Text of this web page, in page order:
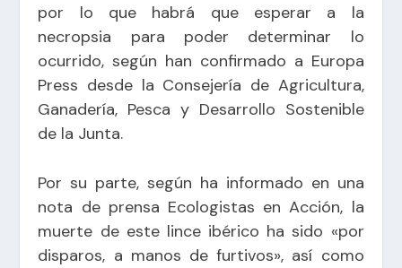
por lo que habrá que esperar a la
necropsia para poder determinar lo
ocurrido, según han confirmado a Europa
Press desde la Consejería de Agricultura,
Ganadería, Pesca y Desarrollo Sostenible
de la Junta.
Por su parte, según ha informado en una
nota de prensa Ecologistas en Acción, la
muerte de este lince ibérico ha sido «por
disparos, a manos de furtivos», así como